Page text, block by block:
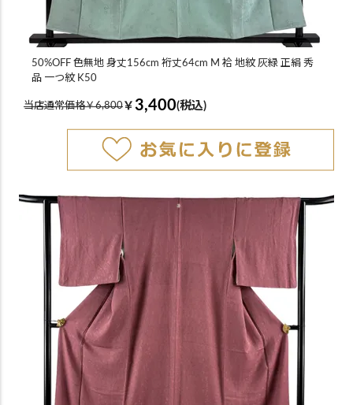
50%OFF 色無地 身丈156cm 裄丈64cm M 袷 地紋 灰緑 正絹 秀
品 一つ紋 K50
当店通常価格￥6,800￥ 3,400(税込)